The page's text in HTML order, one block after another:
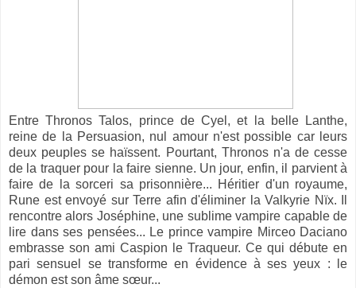
Entre Thronos Talos, prince de Cyel, et la belle Lanthe,
reine de la Persuasion, nul amour n'est possible car leurs
deux peuples se haïssent. Pourtant, Thronos n'a de cesse
de la traquer pour la faire sienne. Un jour, enfin, il parvient à
faire de la sorceri sa prisonnière... Héritier d'un royaume,
Rune est envoyé sur Terre afin d'éliminer la Valkyrie Nïx. Il
rencontre alors Joséphine, une sublime vampire capable de
lire dans ses pensées... Le prince vampire Mirceo Daciano
embrasse son ami Caspion le Traqueur. Ce qui débute en
pari sensuel se transforme en évidence à ses yeux : le
démon est son âme sœur...